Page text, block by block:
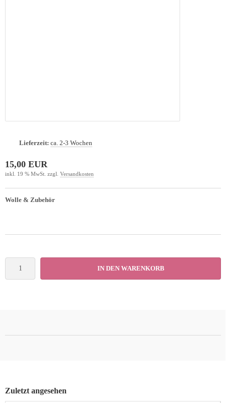
Lieferzeit: ca. 2-3 Wochen
15,00 EUR
inkl. 19 % MwSt. zzgl. Versandkosten
Wolle & Zubehör
IN DEN WARENKORB
Zuletzt angesehen